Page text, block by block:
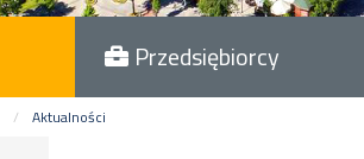
Przedsiębiorcy
Aktualności